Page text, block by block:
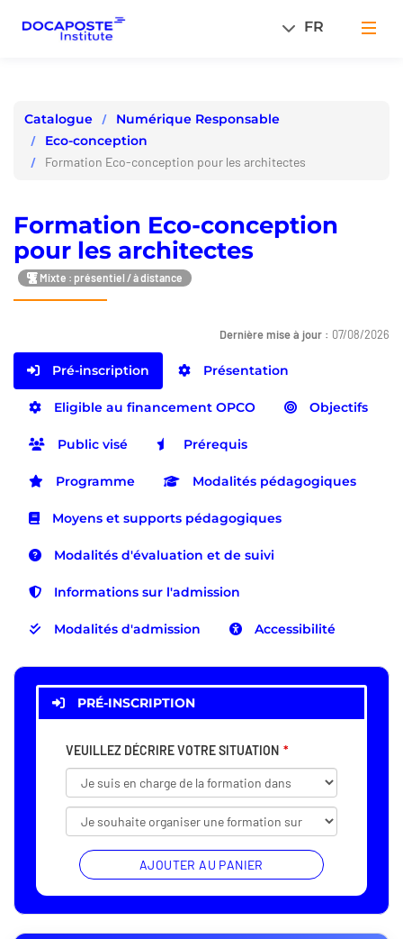
FR
Catalogue
Numérique Responsable
Eco-conception
Formation Eco-conception pour les architectes
Formation Eco-conception
pour les architectes
Mixte : présentiel / à distance
Dernière mise à jour : 07/08/2026
Pré-inscription Présentation
Eligible au financement OPCO Objectifs
Public visé Prérequis
Programme Modalités pédagogiques
Moyens et supports pédagogiques
Modalités d'évaluation et de suivi
Informations sur l'admission
Modalités d'admission Accessibilité
PRÉ-INSCRIPTION
VEUILLEZ DÉCRIRE VOTRE SITUATION
AJOUTER AU PANIER